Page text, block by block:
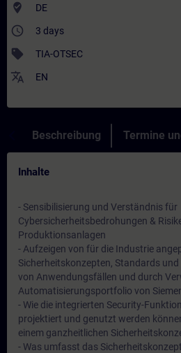
where_to_vote DE
access_time 3 days
sell TIA-OTSEC
translate EN
Beschreibung Termine
Inhalte
- Sensibilisierung und Verständnis für
Cybersicherheitsbedrohungen &
Produktionsanlagen
- Aufzeigen von für die Industrie
Sicherheitskonzepten, Standards
von Anwendungsfällen und durch
Automatisierungsportfolio von
- Wie die integrierten Security-
projektiert und genutzt werden
einem ganzheitlichen
- Was umfasst das